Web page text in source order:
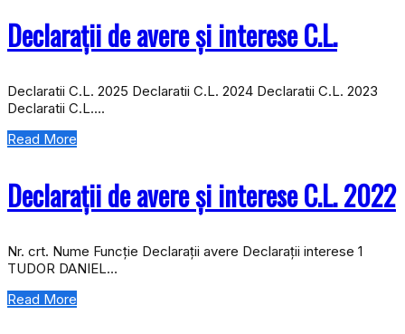
Declarații de avere și interese C.L.
Declaratii C.L. 2025 Declaratii C.L. 2024 Declaratii C.L. 2023
Declaratii C.L….
Read More
Declarații de avere și interese C.L. 2022
Nr. crt. Nume Funcție Declarații avere Declarații interese 1
TUDOR DANIEL…
Read More